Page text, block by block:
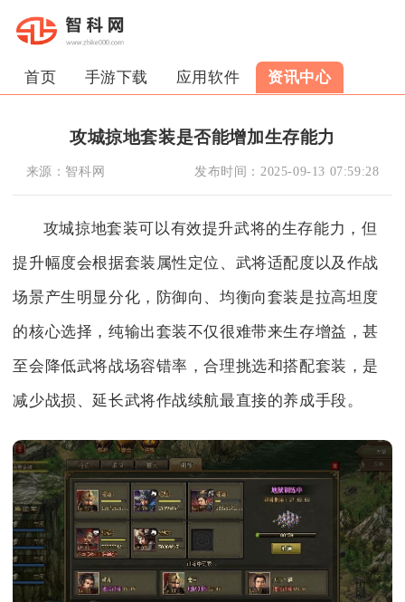
首页 手游下载 应用软件 资讯中心
攻城掠地套装是否能增加生存能力
来源： 智科网 发布时间： 2025-09-13 07:59:28
攻城掠地套装可以有效提升武将的生存能力，但
提升幅度会根据套装属性定位、武将适配度以及作战
场景产生明显分化，防御向、均衡向套装是拉高坦度
的核心选择，纯输出套装不仅很难带来生存增益，甚
至会降低武将战场容错率，合理挑选和搭配套装，是
减少战损、延长武将作战续航最直接的养成手段。